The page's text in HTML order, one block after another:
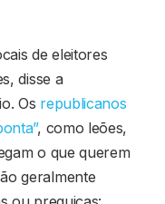
de eleitores
disse a
Os republicanos
, como leões,
o que querem
geralmente